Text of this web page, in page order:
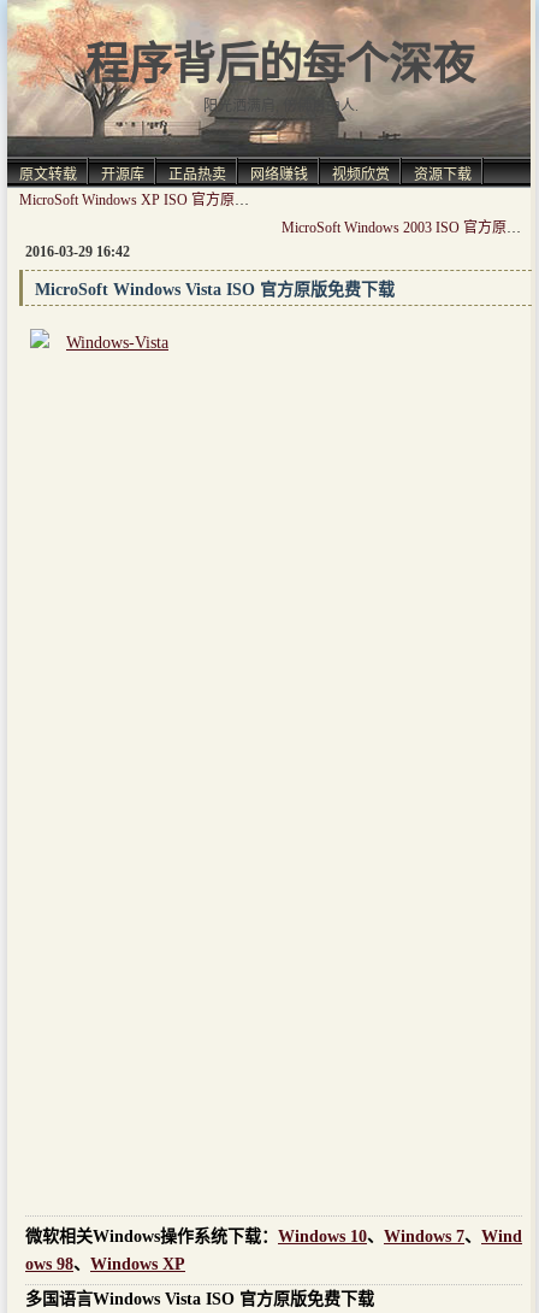
程序背后的每个深夜
阳光洒满肩, 仿佛自由人.
原文转载 开源库 正品热卖 网络赚钱 视频欣赏
资源下载
MicroSoft Windows XP ISO 官方原版免费下载
MicroSoft Windows 2003 ISO 官方原版免费下载
2016-03-29 16:42
MicroSoft Windows Vista ISO 官方原版免费下载
微软相关Windows操作系统下载： Windows 10、 Windows 7、 Wind
ows 98、 Windows XP
多国语言Windows Vista ISO 官方原版免费下载